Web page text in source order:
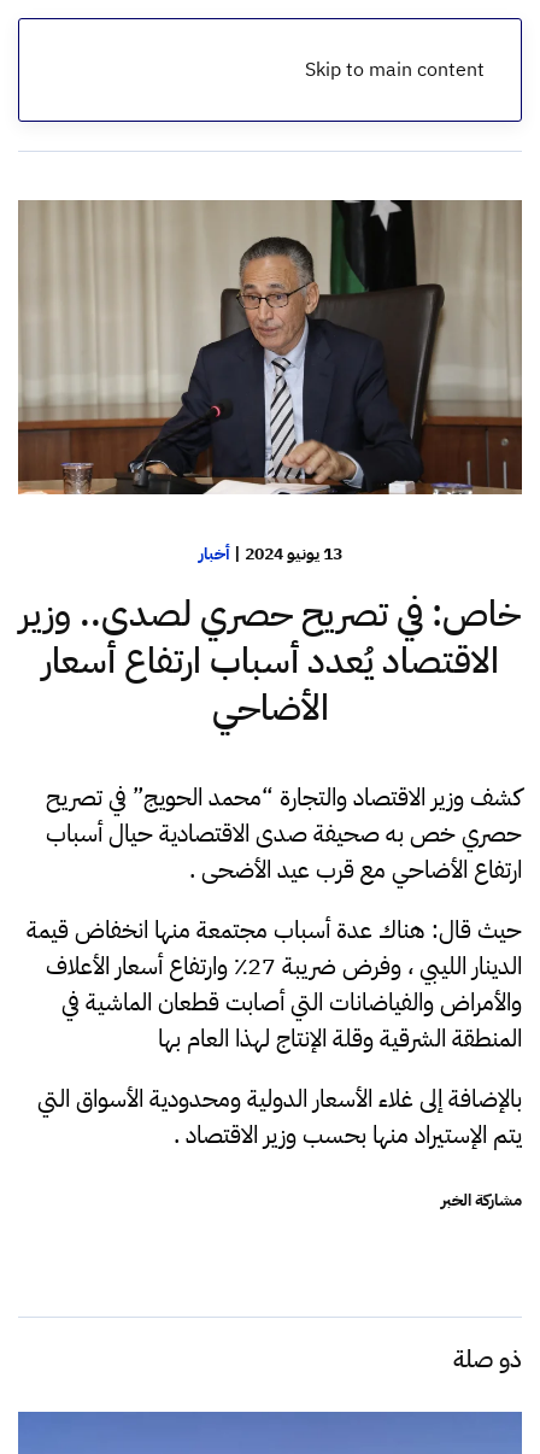
Skip to main content
الرئيسية
13 يونيو 2024 |أخبار
خاص: في تصريح حصري لصدى.. وزير
الاقتصاد يُعدد أسباب ارتفاع أسعار
الأضاحي
كشف وزير الاقتصاد والتجارة “محمد الحويج” في تصريح
حصري خص به صحيفة صدى الاقتصادية حيال أسباب
ارتفاع الأضاحي مع قرب عيد الأضحى .
حيث قال: هناك عدة أسباب مجتمعة منها انخفاض قيمة
الدينار الليبي ، وفرض ضريبة 27٪؜ وارتفاع أسعار الأعلاف
والأمراض والفياضانات التي أصابت قطعان الماشية في
المنطقة الشرقية وقلة الإنتاج لهذا العام بها
بالإضافة إلى غلاء الأسعار الدولية ومحدودية الأسواق التي
يتم الإستيراد منها بحسب وزير الاقتصاد .
مشاركة الخبر
ذو صلة